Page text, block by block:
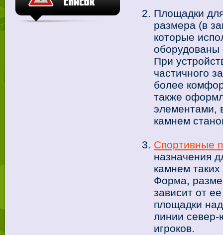
Площадки
размера (в
которые
оборудованы
При
частичного
более
также
элементами,
камнем
Спортивные
назначения
камнем
Форма,
зависит от
площадки
линии север-
игроков.